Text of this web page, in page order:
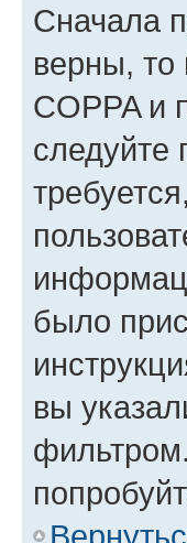
Сначала
верны,
COPPA и
следуйте
было
вы